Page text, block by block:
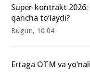
Super-kontrakt
qancha to‘laydi?
Bugun, 10:04
Ertaga OTM va